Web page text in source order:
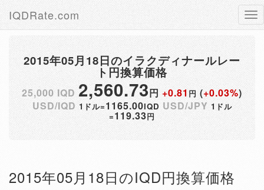
IQDRate.com
2015年05月18日のイラクディナールレー
ト円換算価格
25,000 IQD 2,560.73円+0.81円 (+0.03%)
USD/IQD 1ドル=1165.00IQD USD/JPY 1ドル
=119.33円
2015年05月18日のIQD円換算価格